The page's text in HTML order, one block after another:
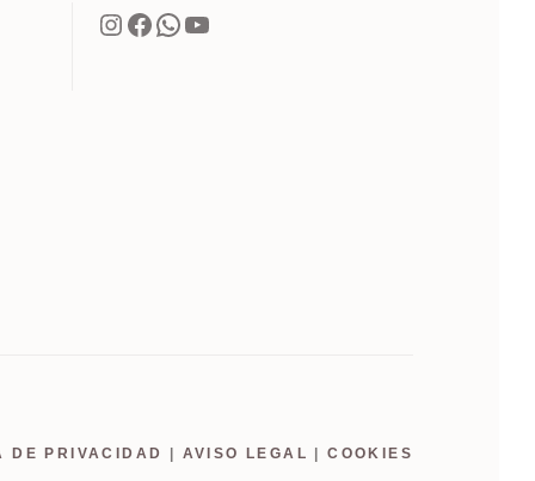
Instagram
Facebook
WhatsApp
YouTube
DE PRIVACIDAD AVISO LEGAL |COOKIES